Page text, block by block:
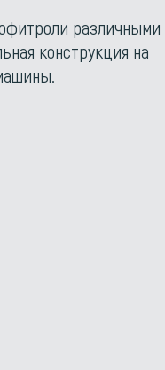
различными
конструкция на